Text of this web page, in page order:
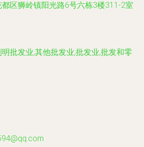
都区狮岭镇阳光路6号六栋3楼311-2室
批发业,其他批发业,批发业,批发和零